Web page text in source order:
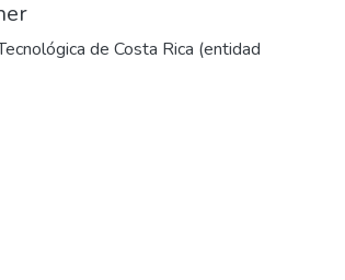
de Costa Rica (entidad